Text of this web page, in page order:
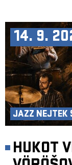
14. 9.
JAZZ NEJTEK
HUKOT